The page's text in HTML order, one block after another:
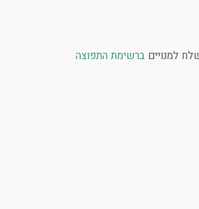
למנויים ברשימת התפוצה